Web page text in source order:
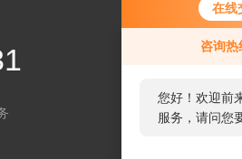
在线
咨询热
您好！欢迎前
服务，请问您